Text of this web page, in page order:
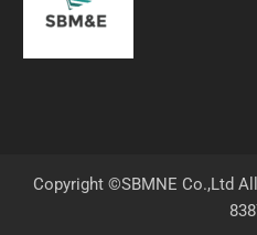
Copyright ©SBMNE Co.,Ltd